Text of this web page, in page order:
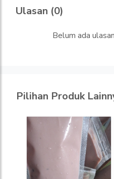
Ulasan (0)
Belum ada
Pilihan Produk